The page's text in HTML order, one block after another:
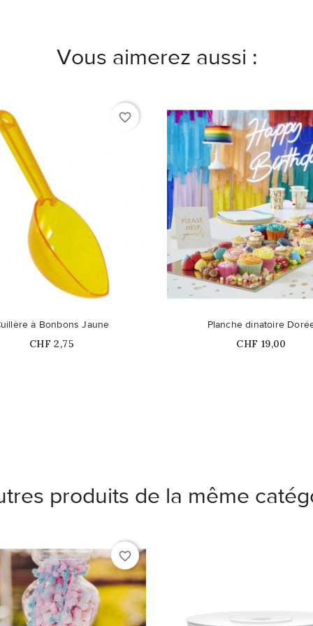
Vous aimerez aussi :
favorite_border
à Bonbons Jaune
Prix
CHF 2,75
Ce produit n'est plus
stock
Planche dînatoire
Prix
CHF 19,00
produits de la même
favorite_border